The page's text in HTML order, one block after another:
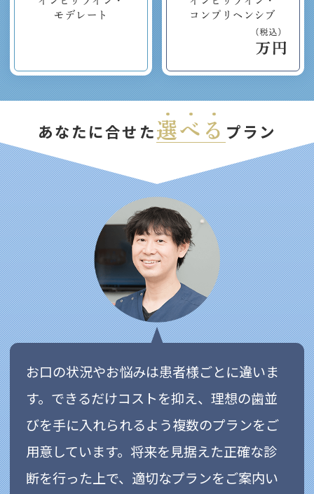
モデレート
コンプリヘンシブ
あなたに合せた選べ る プラン
お口の状況やお悩みは患者様ごとに違いま
す。できるだけコストを抑え、理想の歯並
びを手に入れられるよう複数のプランをご
用意しています。将来を見据えた正確な診
断を行った上で、適切なプランをご案内い